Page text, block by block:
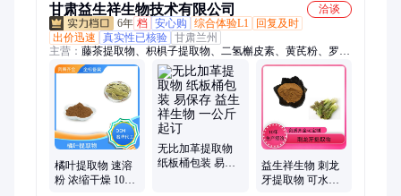
甘肃益生祥生物技术有限公司
洽谈
6年 档 安心购 综合体验L1
回复及时
出价迅速
真实性已核验 甘肃兰州
主营： 藤茶提取物、枳椇子提取物、二氢槲皮素、黄芪粉、罗汉
果粉、阿胶粉、槲皮素、地龙蛋白肽、马齿苋提取物、甘草提取
物、鱼腥草提取物、淡竹叶提取物、竹叶黄酮、葛根提取物、玉
米低聚肽、酸枣仁提取物、荷叶提取物、人参提取物、蒲公英提
取物、益智仁提取物、桑叶提取物、麦芽提取物
橘叶提取物 速溶
粉 浓缩干燥 10：
无比加革提取物
纸板桶包装 易保
益生祥生物 刺龙
牙提取物 可水溶